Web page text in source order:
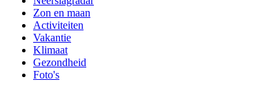
Zon en maan
Activiteiten
Vakantie
Klimaat
Gezondheid
Foto's